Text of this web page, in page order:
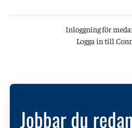
Inloggning för
Logga in till
Jobbar du